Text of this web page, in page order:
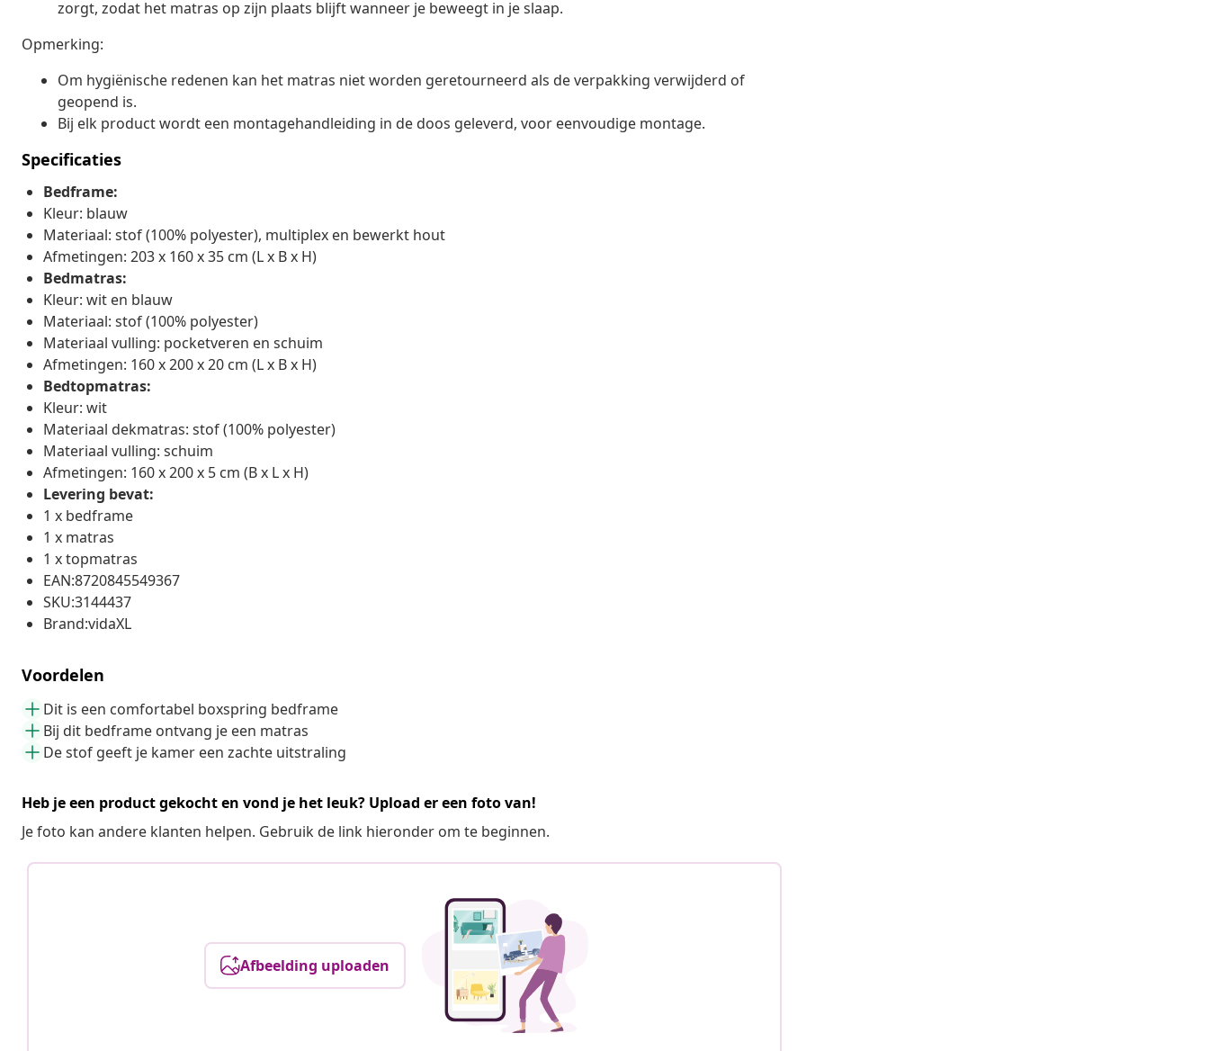
zorgt, zodat het matras op zijn plaats blijft wanneer je beweegt in je slaap.
Opmerking:
Om hygiënische redenen kan het matras niet worden geretourneerd als de verpakking verwijderd of
geopend is.
Bij elk product wordt een montagehandleiding in de doos geleverd, voor eenvoudige montage.
Specificaties
Bedframe:
Kleur: blauw
Materiaal: stof (100% polyester), multiplex en bewerkt hout
Afmetingen: 203 x 160 x 35 cm (L x B x H)
Bedmatras:
Kleur: wit en blauw
Materiaal: stof (100% polyester)
Materiaal vulling: pocketveren en schuim
Afmetingen: 160 x 200 x 20 cm (L x B x H)
Bedtopmatras:
Kleur: wit
Materiaal dekmatras: stof (100% polyester)
Materiaal vulling: schuim
Afmetingen: 160 x 200 x 5 cm (B x L x H)
Levering bevat:
1 x bedframe
1 x matras
1 x topmatras
EAN:8720845549367
SKU:3144437
Brand:vidaXL
Voordelen
Dit is een comfortabel boxspring bedframe
Bij dit bedframe ontvang je een matras
De stof geeft je kamer een zachte uitstraling
Heb je een product gekocht en vond je het leuk? Upload er een foto van!
Je foto kan andere klanten helpen. Gebruik de link hieronder om te beginnen.
Afbeelding uploaden